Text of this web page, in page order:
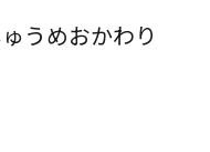
うめおかわり